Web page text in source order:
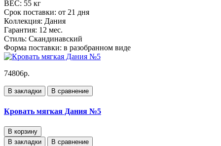
ВЕС: 55 кг
Срок поставки: от 21 дня
Коллекция: Дания
Гарантия: 12 мес.
Стиль: Скандинавский
Форма поставки: в разобранном виде
74806р.
В закладки В сравнение
Кровать мягкая Дания №5
В корзину
В закладки
В сравнение